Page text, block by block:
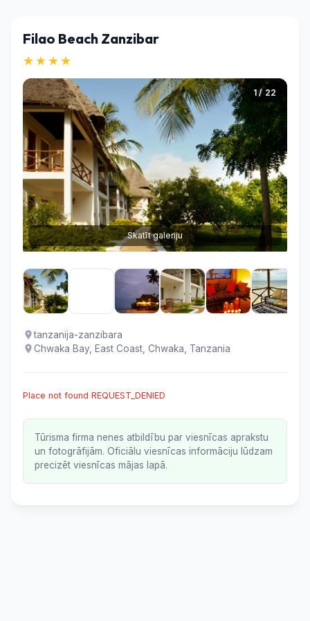
Filao Beach Zanzibar
★★★★
1 / 22
Skatīt galeriju
tanzanija-zanzibara
Chwaka Bay, East Coast, Chwaka, Tanzania
Place not found REQUEST_DENIED
Tūrisma firma nenes atbildību par viesnīcas aprakstu
un fotogrāfijām. Oficiālu viesnīcas informāciju lūdzam
precizēt viesnīcas mājas lapā.